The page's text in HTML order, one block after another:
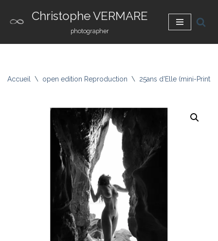
Aller
Christophe VERMARE
photographer
Accueil \ open edition Reproduction \ 25ans d'Elle (mini-Prints)